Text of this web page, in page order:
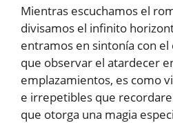
Mientras escuchamos el
divisamos el infinito
entramos en sintonía con
que observar el atardecer
emplazamientos, es como
e irrepetibles que
que otorga una magia